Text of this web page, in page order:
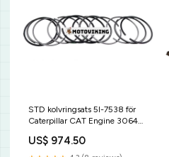
STD kolvringsats 5I-7538 för
Caterpillar CAT Engine 3064
312B 320B 321B JLG
US$ 974.50